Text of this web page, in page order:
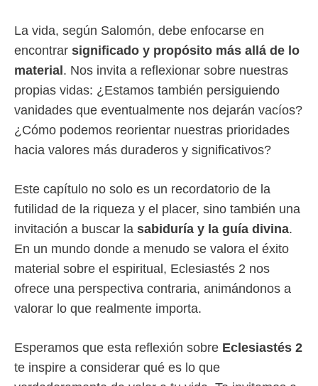
La vida, según Salomón, debe enfocarse en
encontrar significado y propósito más allá de lo
material . Nos invita a reflexionar sobre nuestras
propias vidas: ¿Estamos también persiguiendo
vanidades que eventualmente nos dejarán vacíos?
¿Cómo podemos reorientar nuestras prioridades
hacia valores más duraderos y significativos?
Este capítulo no solo es un recordatorio de la
futilidad de la riqueza y el placer, sino también una
invitación a buscar la sabiduría y la guía divina.
En un mundo donde a menudo se valora el éxito
material sobre el espiritual, Eclesiastés 2 nos
ofrece una perspectiva contraria, animándonos a
valorar lo que realmente importa.
Esperamos que esta reflexión sobre Eclesiastés 2
te inspire a considerar qué es lo que